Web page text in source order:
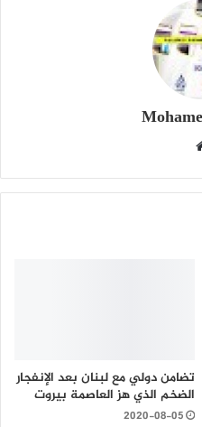
تضامن دولي مع لبنان بعد الإنفجار
الضخم الذي هز العاصمة بيروت
2020-08-05